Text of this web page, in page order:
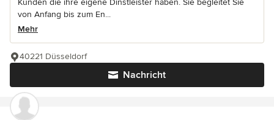
Kunden die ihre eigene Dinstleister haben. Sie begleitet Sie
von Anfang bis zum En...
Mehr
Nachricht
40221 Düsseldorf